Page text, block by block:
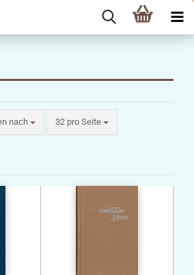
nach
nach 32 pro Seite
pro Seite